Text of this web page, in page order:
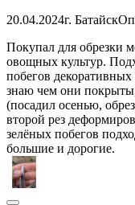
20.04.2024г. Батайск
Покупал для обрезки
овощных культур.
побегов
знаю чем они
(посадил осенью,
второй рез
зелёных побегов
большие и дорогие.